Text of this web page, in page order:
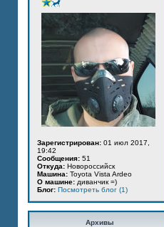
Зарегистрирован: 01 июл 2017,
19:42
Сообщения: 51
Откуда: Новороссийск
Машина: Toyota Vista Ardeo
О машине: диванчик =)
Блог: Посмотреть блог (1)
Архивы